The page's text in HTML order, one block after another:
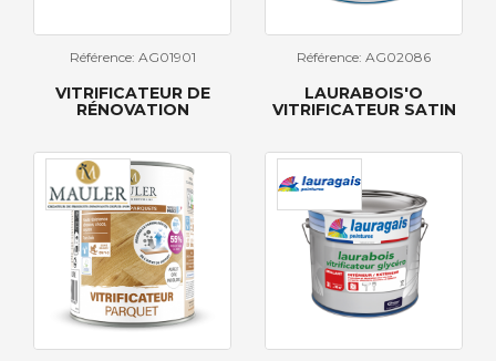
Référence: AG01901
VITRIFICATEUR DE
RÉNOVATION
Référence: AG02086
LAURABOIS'O
VITRIFICATEUR SATIN